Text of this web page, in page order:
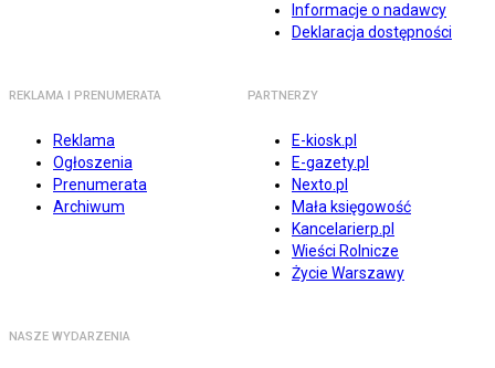
Informacje o nadawcy
Deklaracja dostępności
REKLAMA I PRENUMERATA
Reklama
Ogłoszenia
Prenumerata
Archiwum
PARTNERZY
E-kiosk.pl
E-gazety.pl
Nexto.pl
Mała księgowość
Kancelarierp.pl
Wieści Rolnicze
Życie Warszawy
NASZE WYDARZENIA